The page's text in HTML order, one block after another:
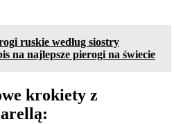
ruskie według siostry
na najlepsze pierogi na świecie
krokiety z